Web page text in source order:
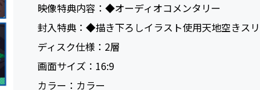
映像特典内容： ◆オーディオコメンタリー
封入特典： ◆描き下ろしイラスト使用天地空きス
ディスク仕様： 2層
画面サイズ： 16:9
カラー： カラー